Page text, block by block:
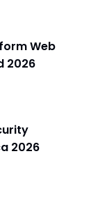
Web
2026
2026